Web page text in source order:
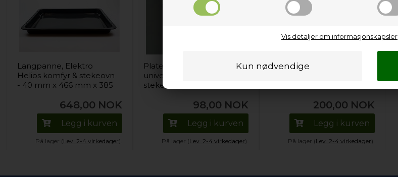
Vis detaljer om informasjonskapsler
Langpanne, Elektro
Helios komfyr & stekeovn
- 40 mm x 466 mm x 385
648,00 NOK
Legg i kurven
På lager (Lev. 2-4 virkedager).
Platetopp skrape,
universal komfyr &
stekeovn
98,00 NOK
Legg i kurven
På lager (Lev. 2-4 virkedager).
Blad til platetopp skrape,
200,00 NOK
Legg i kurven
På lager (Lev. 2-4 virkedager).